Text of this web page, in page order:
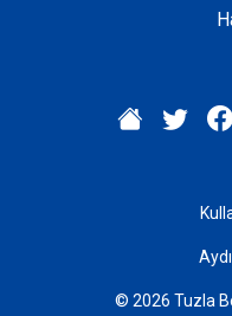
© 2026 Tuzla